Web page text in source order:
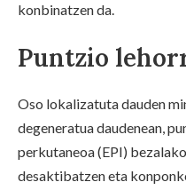
konbinatzen da.
Puntzio
Oso lokalizatuta dauden
degeneratua daudenean,
perkutaneoa (EPI)
desaktibatzen eta